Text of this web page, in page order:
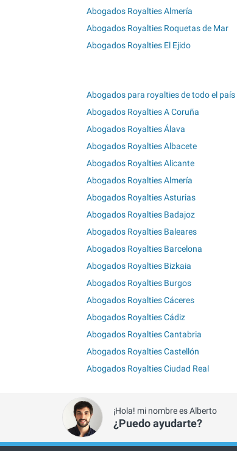
Abogados Royalties Almería
Abogados Royalties Roquetas de Mar
Abogados Royalties El Ejido
Abogados para royalties de todo el país
Abogados Royalties A Coruña
Abogados Royalties Álava
Abogados Royalties Albacete
Abogados Royalties Alicante
Abogados Royalties Almería
Abogados Royalties Asturias
Abogados Royalties Badajoz
Abogados Royalties Baleares
Abogados Royalties Barcelona
Abogados Royalties Bizkaia
Abogados Royalties Burgos
Abogados Royalties Cáceres
Abogados Royalties Cádiz
Abogados Royalties Cantabria
Abogados Royalties Castellón
Abogados Royalties Ciudad Real
¡Hola! mi nombre es Alberto
¿Puedo ayudarte?